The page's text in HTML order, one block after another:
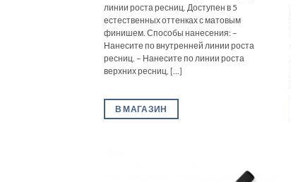
линии роста ресниц. Доступен в 5
естественных оттенках с матовым
финишем. Способы нанесения: –
Нанесите по внутренней линии роста
ресниц. – Нанесите по линии роста
верхних ресниц, [...]
В МАГАЗИН